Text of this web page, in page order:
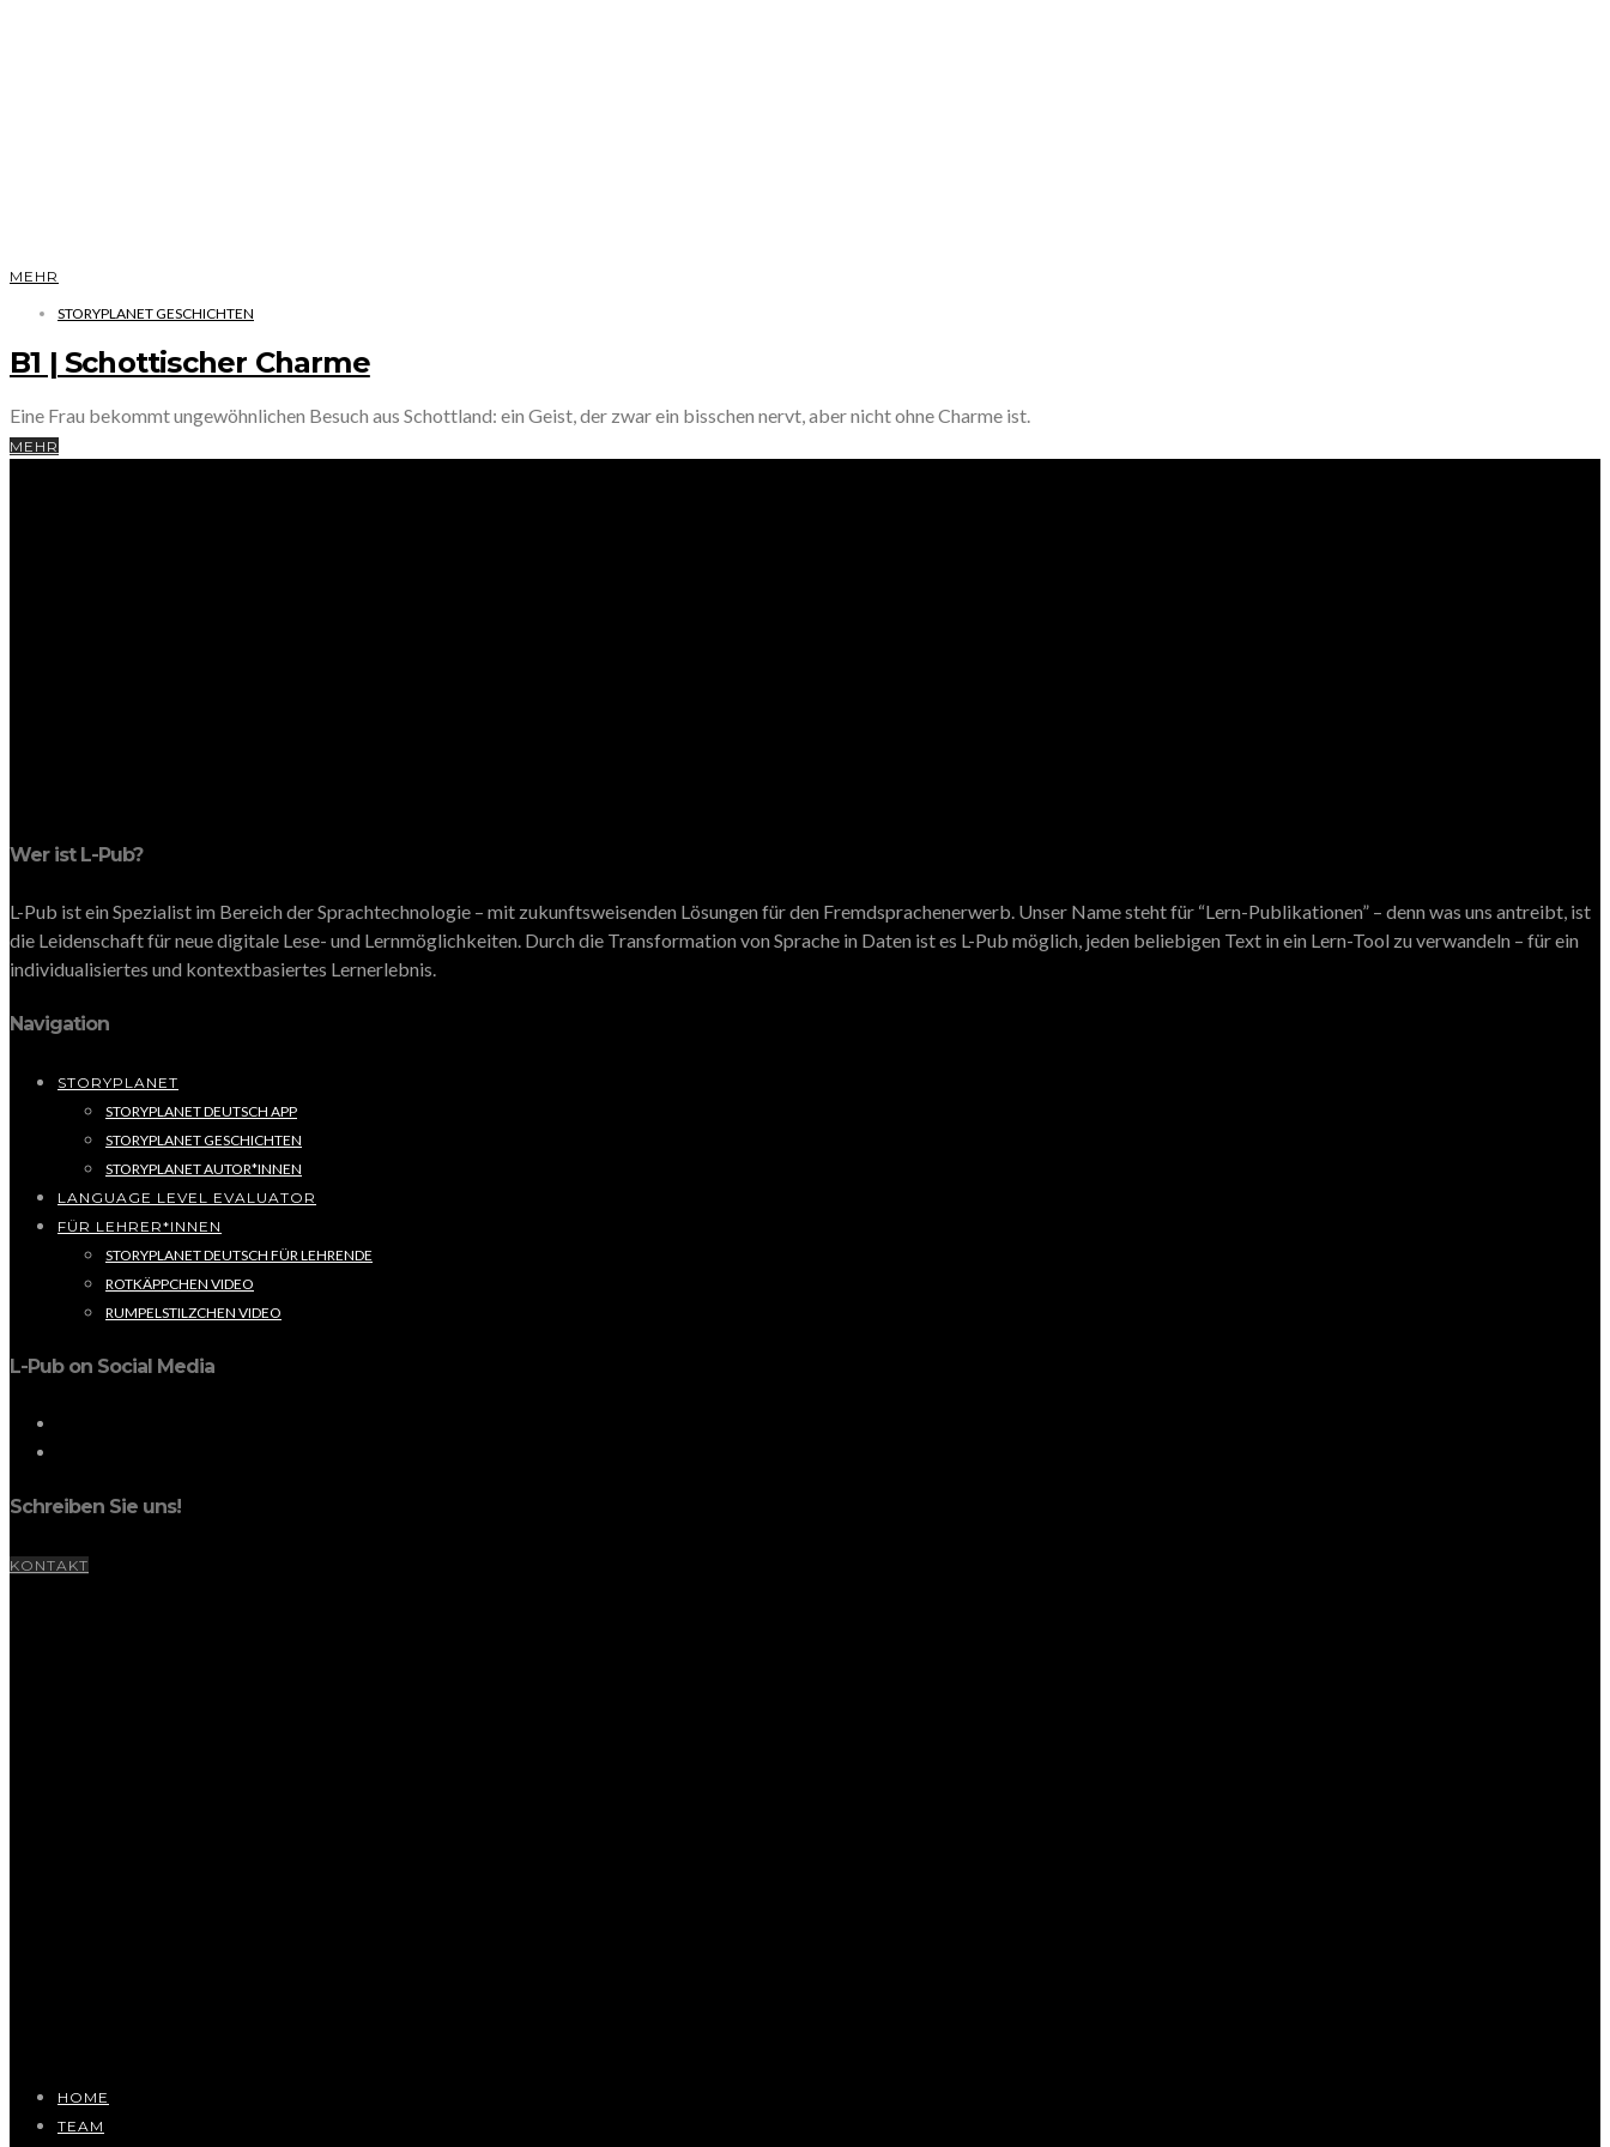
MEHR
STORYPLANET GESCHICHTEN
B1 | Schottischer Charme
Eine Frau bekommt ungewöhnlichen Besuch aus Schottland: ein Geist, der zwar ein bisschen nervt, aber nicht ohne Charme ist.
MEHR
Wer ist L-Pub?
L-Pub ist ein Spezialist im Bereich der Sprachtechnologie – mit zukunftsweisenden Lösungen für den Fremdsprachenerwerb. Unser Name steht für “Lern-Publikationen” – denn was uns antreibt, ist
die Leidenschaft für neue digitale Lese- und Lernmöglichkeiten. Durch die Transformation von Sprache in Daten ist es L-Pub möglich, jeden beliebigen Text in ein Lern-Tool zu verwandeln – für ein
individualisiertes und kontextbasiertes Lernerlebnis.
Navigation
STORYPLANET
STORYPLANET DEUTSCH APP
STORYPLANET GESCHICHTEN
STORYPLANET AUTOR*INNEN
LANGUAGE LEVEL EVALUATOR
FÜR LEHRER*INNEN
STORYPLANET DEUTSCH FÜR LEHRENDE
ROTKÄPPCHEN VIDEO
RUMPELSTILZCHEN VIDEO
L-Pub on Social Media
Schreiben Sie uns!
KONTAKT
HOME
TEAM